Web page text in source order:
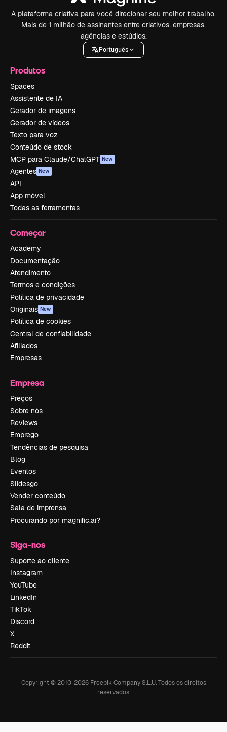
A plataforma criativa para você direcionar seu melhor trabalho.
Mais de 1 milhão de assinantes entre criativos, empresas,
agências e estúdios.
Português
Produtos
Spaces
Assistente de IA
Gerador de imagens
Gerador de vídeos
Texto para voz
Conteúdo de stock
MCP para Claude/ChatGPT New
Agentes New
API
App móvel
Todas as ferramentas
Começar
Academy
Documentação
Atendimento
Termos e condições
Política de privacidade
Originais New
Política de cookies
Central de confiabilidade
Afiliados
Empresas
Empresa
Preços
Sobre nós
Reviews
Emprego
Tendências de pesquisa
Blog
Eventos
Slidesgo
Vender conteúdo
Sala de imprensa
Procurando por magnific.ai?
Siga-nos
Suporte ao cliente
Instagram
YouTube
LinkedIn
TikTok
Discord
X
Reddit
Copyright © 2010-2026Freepik Company S.L.U. Todos os direitos
reservados.